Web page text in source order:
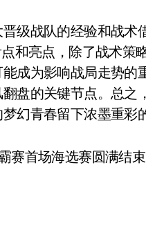
战队的经验和战术
和亮点，除了战术策
成为影响战局走势的
盘的关键节点。总之
幻青春留下浓墨重彩